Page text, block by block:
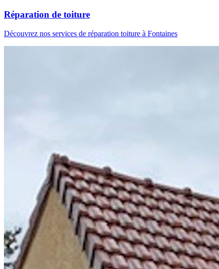
Réparation de toiture
Découvrez nos services de réparation toiture à Fontaines